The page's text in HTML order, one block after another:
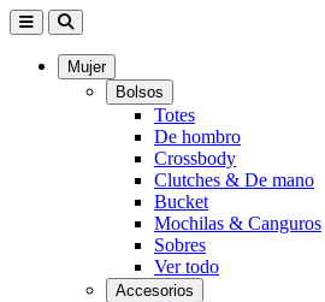
Mujer
Bolsos
Totes
De hombro
Crossbody
Clutches & De mano
Bucket
Mochilas & Canguros
Sobres
Ver todo
Accesorios